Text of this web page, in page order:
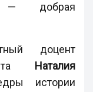
— добрая
доцент
Наталия
истории